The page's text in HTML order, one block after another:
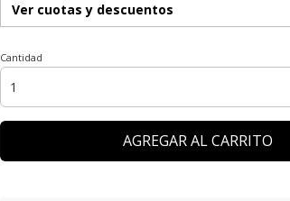
Ver cuotas y descuentos
Cantidad
AGREGAR AL CARRITO